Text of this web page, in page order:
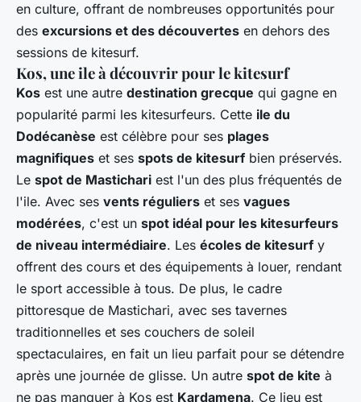
en culture, offrant de nombreuses opportunités pour
des excursions et des découvertes en dehors des
sessions de kitesurf.
Kos, une ile à découvrir pour le kitesurf
Kos est une autre destination grecque qui gagne en
popularité parmi les kitesurfeurs. Cette ile du
Dodécanèse est célèbre pour ses plages
magnifiques et ses spots de kitesurf bien préservés.
Le spot de Mastichari est l'un des plus fréquentés de
l'ile. Avec ses vents réguliers et ses vagues
modérées, c'est un spot idéal pour les kitesurfeurs
de niveau intermédiaire. Les écoles de kitesurf y
offrent des cours et des équipements à louer, rendant
le sport accessible à tous. De plus, le cadre
pittoresque de Mastichari, avec ses tavernes
traditionnelles et ses couchers de soleil
spectaculaires, en fait un lieu parfait pour se détendre
après une journée de glisse. Un autre spot de kite à
ne pas manquer à Kos est Kardamena. Ce lieu est